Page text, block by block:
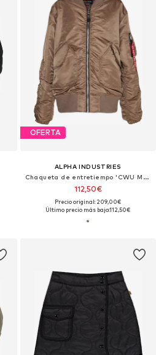
OFERTA
ALPHA INDUSTRIES
Chaqueta de entretiempo 'CWU MA-1'
112,50€
Precio original: 209,00€
Último precio más bajo:112,50€